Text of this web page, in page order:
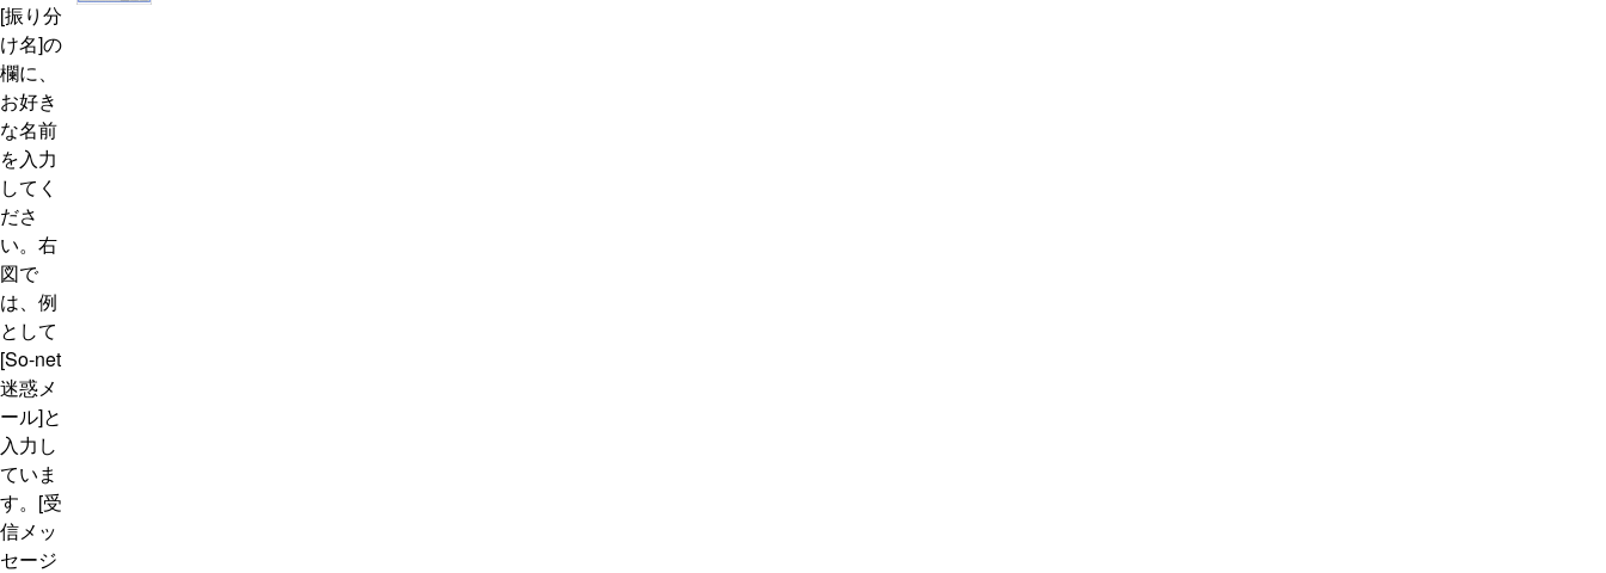
[振り分
け名]の
欄に、
お好き
な名前
を入力
してく
ださ
い。右
図で
は、例
として
[So-net
迷惑メ
ール]と
入力し
ていま
す。[受
信メッ
セージ